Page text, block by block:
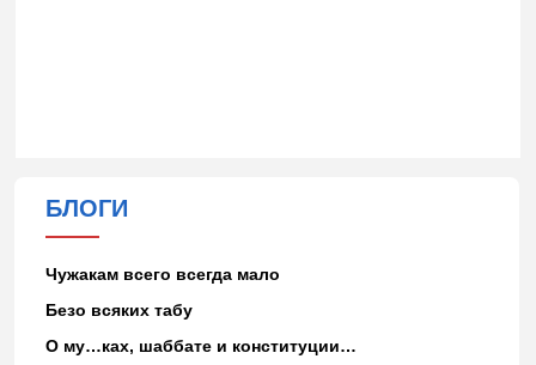
БЛОГИ
Чужакам всего всегда мало
Безо всяких табу
О му…ках, шаббате и конституции…